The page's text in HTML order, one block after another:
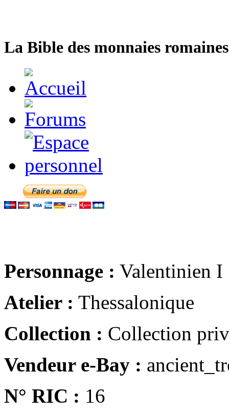
La Bible des monnaies
Personnage : Valentinien I
Atelier : Thessalonique
Collection : Collection
Vendeur e-Bay :
N° RIC : 16